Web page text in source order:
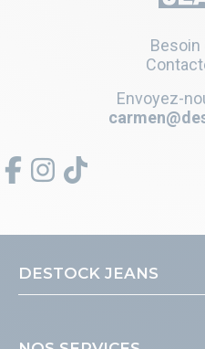
Besoin
Envoyez-
DESTOCK JEANS